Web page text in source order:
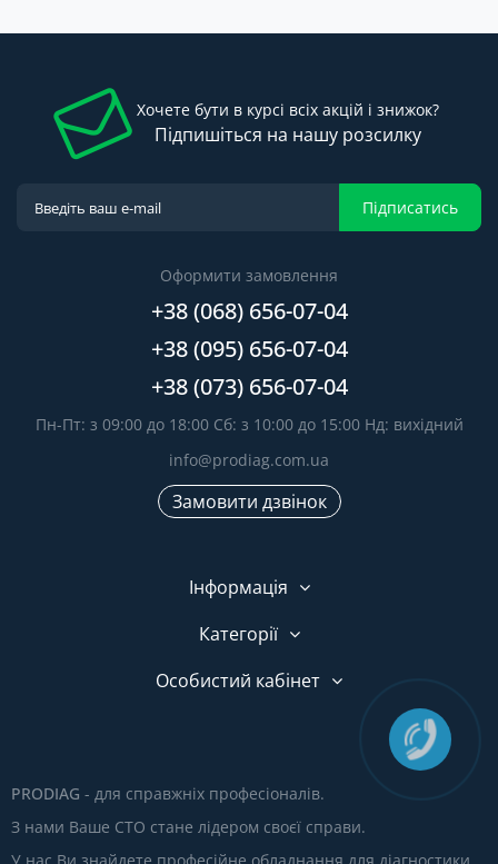
Хочете бути в курсі всіх акцій і знижок?
Підпишіться на нашу розсилку
Підписатись
Оформити замовлення
+38 (068) 656-07-04
+38 (095) 656-07-04
+38 (073) 656-07-04
Пн-Пт: з 09:00 до 18:00 Сб: з 10:00 до 15:00 Нд: вихідний
info@prodiag.com.ua
Замовити дзвінок
Інформація
Категорії
Особистий кабінет
PRODIAG - для справжніх професіоналів.
З нами Ваше СТО стане лідером своєї справи.